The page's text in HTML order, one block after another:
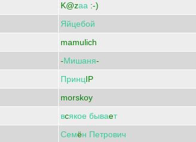
K@zаа :-)
Яйцебой
mamulich
-Мишаня-
ПринцIP
morskoy
вcякое бываeт
Семён Петрович